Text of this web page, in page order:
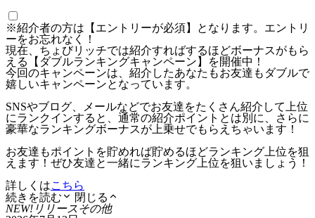
※紹介者の方は【エントリーが必須】となります。エントリ
ーをお忘れなく！
現在、ちょびリッチでは紹介すればするほどボーナスがもら
える【ダブルランキングキャンペーン】を開催中！
今回のキャンペーンは、紹介したあなたもお友達もダブルで
嬉しいキャンペーンとなっています。
SNSやブログ、メールなどでお友達をたくさん紹介して上位
にランクインすると、通常の紹介ポイントとは別に、さらに
豪華なランキングボーナスが上乗せでもらえちゃいます！
お友達もポイントを貯めれば貯めるほどランキング上位を狙
えます！ぜひ友達と一緒にランキング上位を狙いましょう！
詳しくはこちら
続きを読む
閉じる
NEW! リリースその他